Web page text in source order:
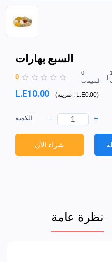
السبع بهارات
0
0
التقييمات
1
L.E10.00 ( ضريبة : L.E0.00)
الكمية: - +
شراء الآن
نظرة عامة